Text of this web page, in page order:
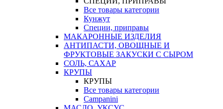
Все товары категории
Кунжут
Специи, приправы
МАКАРОННЫЕ ИЗДЕЛИЯ
АНТИПАСТИ, ОВОЩНЫЕ И
ФРУКТОВЫЕ ЗАКУСКИ С СЫРОМ
СОЛЬ, САХАР
КРУПЫ
КРУПЫ
Все товары категории
Campanini